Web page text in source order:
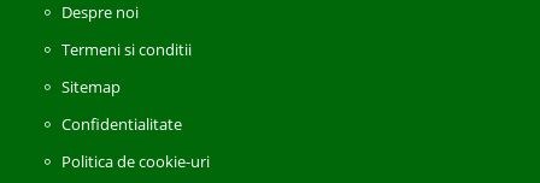
Despre noi
Termeni si conditii
Sitemap
Confidentialitate
Politica de cookie-uri